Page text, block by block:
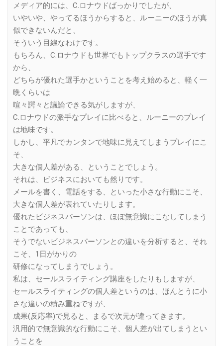
メディア的には、C.ロナウドばっかりでしたが、
いやいや、やってるほうからすると、ルーニーのほうが真
似できないんだと、
そういう目線なわけです。
もちろん、C.ロナウドも世界でもトップクラスの選手です
から、
どちらが優れた選手かということを考え始めると、軽く一
晩くらいは
喧々諤々と議論できる気がしますが、
C.ロナウドの派手なプレイに比べると、ルーニーのプレイ
は地味です。
しかし、平凡でカンタンで地味に見えてしまうプレイにこ
そ、
大きな個人差がある、ということでしょう。
それは、ビジネスにおいても然りです。
メールを書く、電話をする、といった小さな行動にこそ、
大きな個人差が表れていたりします。
優れたビジネスパーソンは、ほぼ無意識にこなしてしまう
ことであっても、
そうでないビジネスパーソンとの違いを分析すると、それ
こそ、1日がかりの
研修になってしまうでしょう。
私は、セールスライティング講座をしたりもしますが、
セールスライティングの個人差というのは、ほんとうに小
さな違いの積み重ねですが、
成果(反応率)で見ると、まるで次元が違ってきます。
汎用的で無意識的な行動にこそ、個人差が出てしまうとい
うことを